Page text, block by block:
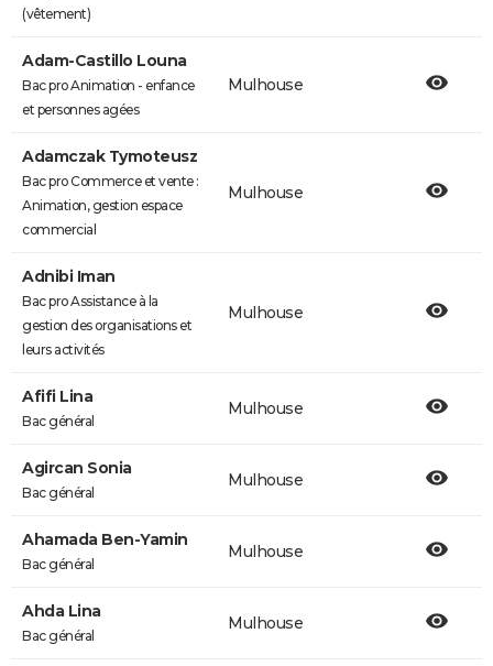
(vêtement)
Adam-Castillo Louna
Bac pro Animation - enfance
et personnes agées
Mulhouse
Adamczak Tymoteusz
Bac pro Commerce et vente :
Animation, gestion espace
commercial
Mulhouse
Adnibi Iman
Bac pro Assistance à la
gestion des organisations et
leurs activités
Mulhouse
Afifi Lina
Bac général
Mulhouse
Agircan Sonia
Bac général
Mulhouse
Ahamada Ben-Yamin
Bac général
Mulhouse
Ahda Lina
Bac général
Mulhouse